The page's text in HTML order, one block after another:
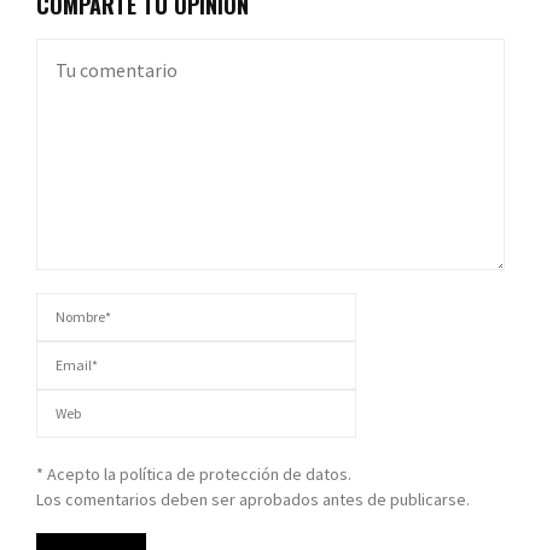
* Acepto la política de protección de datos.
Los comentarios deben ser aprobados antes de publicarse.